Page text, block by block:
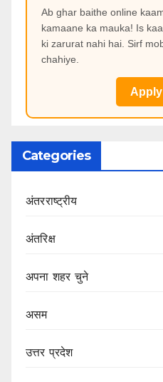
Ab ghar baithe online
kamaane ka mauka! Is
ki zarurat nahi hai. Sirf
chahiye.
Categories
अंतरराष्ट्रीय
अंतरिक्ष
अपना शहर चुने
असम
उत्तर प्रदेश